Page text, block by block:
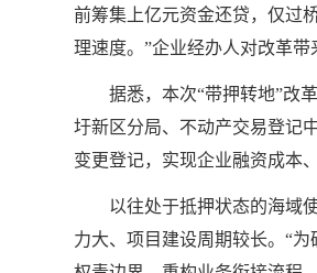
前筹集上亿元资金还贷，仅过
理速度。”企业经办人对改革
据悉，本次“带押转地”改
圩新区分局、不动产交易登记
变更登记，实现企业融资成本
以往处于抵押状态的海域
力大、项目建设周期较长。“